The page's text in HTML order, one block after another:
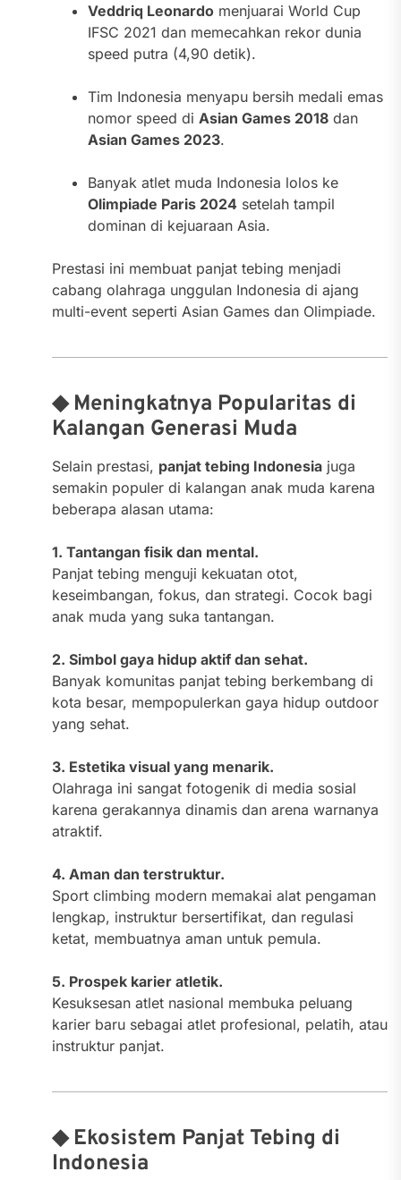
Veddriq Leonardomenjuarai World Cup
IFSC 2021 dan memecahkan rekor dunia
speed putra (4,90 detik).
Tim Indonesia menyapu bersih medali emas
nomor speed di Asian Games 2018dan
Asian Games 2023.
Banyak atlet muda Indonesia lolos ke
Olimpiade Paris 2024 setelah tampil
dominan di kejuaraan Asia.
Prestasi ini membuat panjat tebing menjadi
cabang olahraga unggulan Indonesia di ajang
multi-event seperti Asian Games dan Olimpiade.
◆ Meningkatnya Popularitas di
Kalangan Generasi Muda
Selain prestasi, panjat tebing Indonesiajuga
semakin populer di kalangan anak muda karena
beberapa alasan utama:
1. Tantangan fisik dan mental.
Panjat tebing menguji kekuatan otot,
keseimbangan, fokus, dan strategi. Cocok bagi
anak muda yang suka tantangan.
2. Simbol gaya hidup aktif dan sehat.
Banyak komunitas panjat tebing berkembang di
kota besar, mempopulerkan gaya hidup outdoor
yang sehat.
3. Estetika visual yang menarik.
Olahraga ini sangat fotogenik di media sosial
karena gerakannya dinamis dan arena warnanya
atraktif.
4. Aman dan terstruktur.
Sport climbing modern memakai alat pengaman
lengkap, instruktur bersertifikat, dan regulasi
ketat, membuatnya aman untuk pemula.
5. Prospek karier atletik.
Kesuksesan atlet nasional membuka peluang
karier baru sebagai atlet profesional, pelatih, atau
instruktur panjat.
◆ Ekosistem Panjat Tebing di
Indonesia